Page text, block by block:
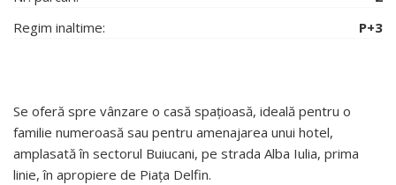
Regim inaltime:
P+3
Se oferă spre vânzare o casă spațioasă, ideală pentru o
familie numeroasă sau pentru amenajarea unui hotel,
amplasată în sectorul Buiucani, pe strada Alba Iulia, prima
linie, în apropiere de Piața Delfin.